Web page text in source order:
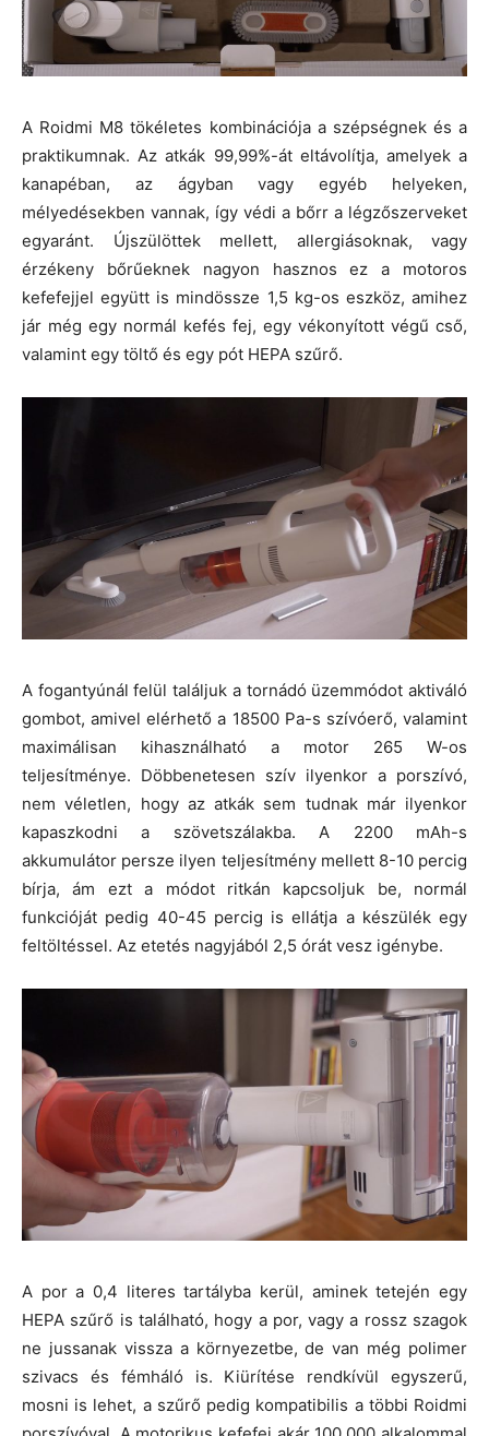
A Roidmi M8 tökéletes kombinációja a szépségnek és a
praktikumnak. Az atkák 99,99%-át eltávolítja, amelyek a
kanapéban, az ágyban vagy egyéb helyeken,
mélyedésekben vannak, így védi a bőrr a légzőszerveket
egyaránt. Újszülöttek mellett, allergiásoknak, vagy
érzékeny bőrűeknek nagyon hasznos ez a motoros
kefefejjel együtt is mindössze 1,5 kg-os eszköz, amihez
jár még egy normál kefés fej, egy vékonyított végű cső,
valamint egy töltő és egy pót HEPA szűrő.
A fogantyúnál felül találjuk a tornádó üzemmódot aktiváló
gombot, amivel elérhető a 18500 Pa-s szívóerő, valamint
maximálisan kihasználható a motor 265 W-os
teljesítménye. Döbbenetesen szív ilyenkor a porszívó,
nem véletlen, hogy az atkák sem tudnak már ilyenkor
kapaszkodni a szövetszálakba. A 2200 mAh-s
akkumulátor persze ilyen teljesítmény mellett 8-10 percig
bírja, ám ezt a módot ritkán kapcsoljuk be, normál
funkcióját pedig 40-45 percig is ellátja a készülék egy
feltöltéssel. Az etetés nagyjából 2,5 órát vesz igénybe.
A por a 0,4 literes tartályba kerül, aminek tetején egy
HEPA szűrő is található, hogy a por, vagy a rossz szagok
ne jussanak vissza a környezetbe, de van még polimer
szivacs és fémháló is. Kiürítése rendkívül egyszerű,
mosni is lehet, a szűrő pedig kompatibilis a többi Roidmi